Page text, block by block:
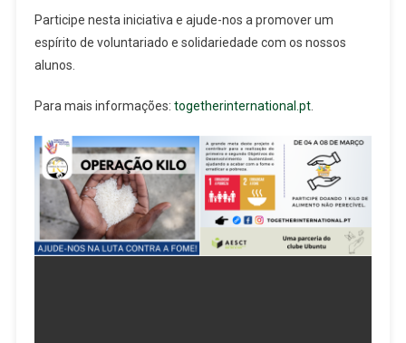
Participe nesta iniciativa e ajude-nos a promover um
espírito de voluntariado e solidariedade com os nossos
alunos.
Para mais informações: togetherinternational.pt.